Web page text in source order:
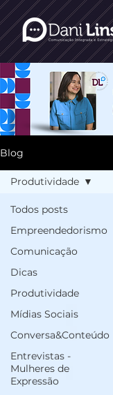
Blog
Todos posts
Empreendedorismo
Comunicação
Dicas
Produtividade
Mídias Sociais
Conversa&Conteúdo
Entrevistas -
Mulheres de
Expressão
Produtividade